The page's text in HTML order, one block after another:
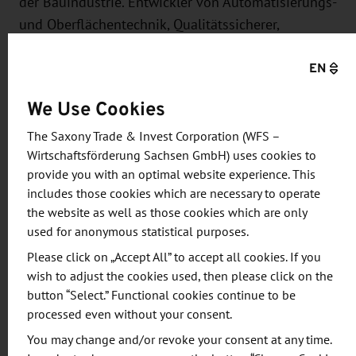
und Oberflächentechnik, Qualitätssicherer,
sowie Technologien für viele weitere
Anwendungsbereiche.
„Innovative Materialien sind ein Baustein für die
Industrie der Zukunft. Sachsen ist mit zahlreichen
Forschungsinstituten und Universitäten sowie
in den Bereichen Leichtbau und Neue Materialen
sehr gut aufgestellt. Die JEC in Paris bietet die
passende Plattform, um das zu zeigen“, erklärt Peter
Nothnagel, Geschäftsführer der WFS.
EN
We Use Cookies
The Saxony Trade & Invest Corporation (WFS –
Wirtschaftsförderung Sachsen GmbH) uses cookies to
provide you with an optimal website experience. This
includes those cookies which are necessary to operate
the website as well as those cookies which are only
used for anonymous statistical purposes.
Please click on „Accept All” to accept all cookies. If you
wish to adjust the cookies used, then please click on the
button “Select.” Functional cookies continue to be
processed even without your consent.
You may change and/or revoke your consent at any time.